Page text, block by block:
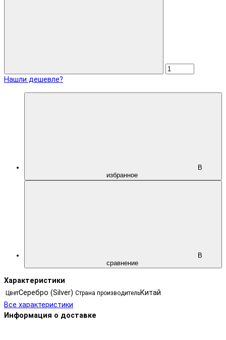
Нашли дешевле?
В
избранное
В
сравнение
Характеристики
ЦветСеребро (Silver) Страна производительКитай
Все характеристики
Информация о доставке